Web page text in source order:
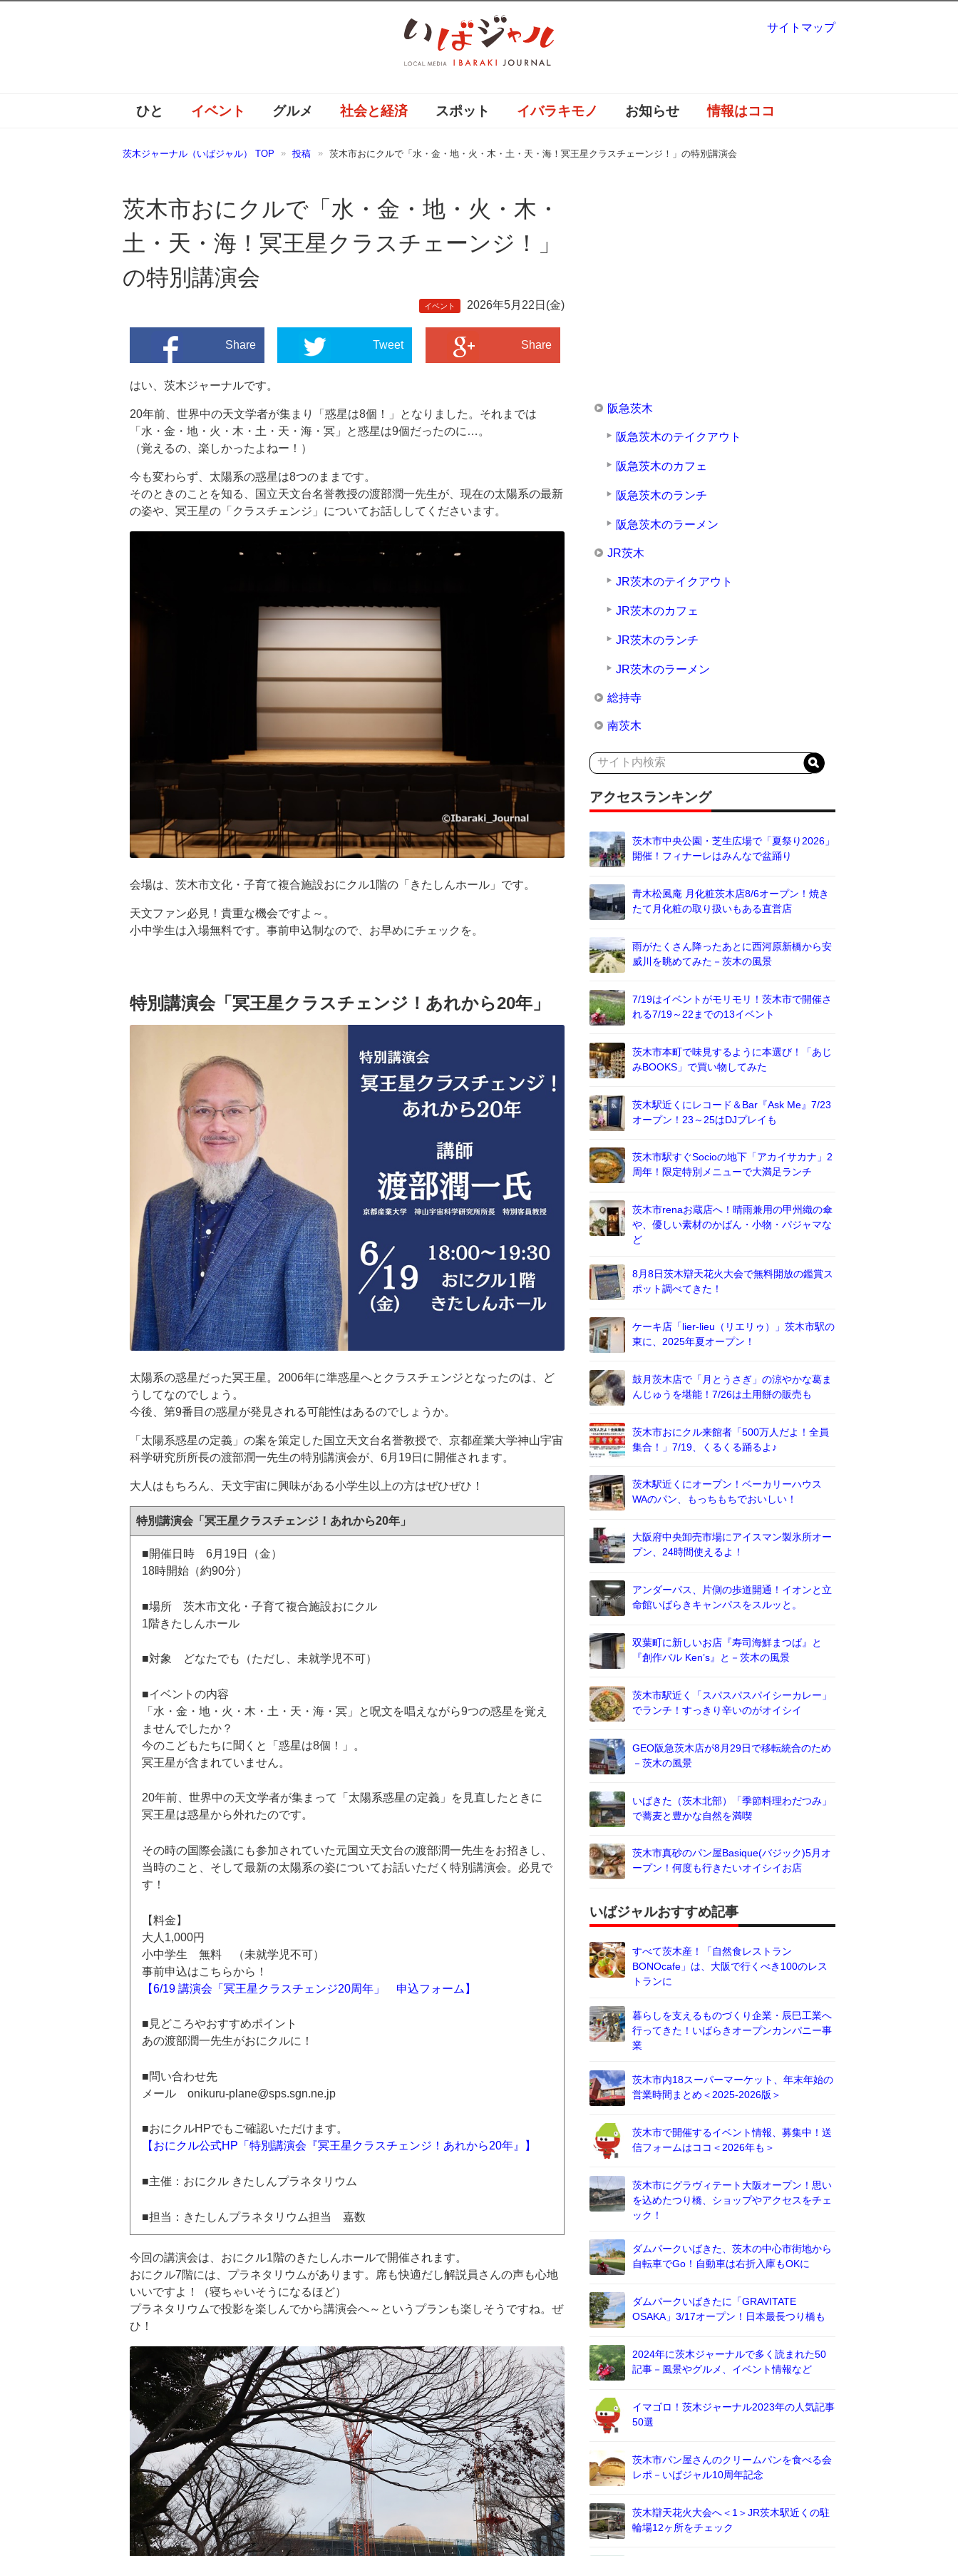
ひと イベント グルメ 社会と経済 スポット イバラキモノ お知らせ 情報はココ
茨木ジャーナル（いばジャル） TOP 投稿 茨木市おにクルで「水・金・地・火・木・土・天・海！冥王星クラスチェーンジ！」の特別講演会
茨木市おにクルで「水・金・地・火・木・
土・天・海！冥王星クラスチェーンジ！」
の特別講演会
イベント 2026年5月22日(金)
Share Tweet Share
はい、茨木ジャーナルです。
20年前、世界中の天文学者が集まり「惑星は8個！」となりました。それまでは
「水・金・地・火・木・土・天・海・冥」と惑星は9個だったのに…。
（覚えるの、楽しかったよねー！）
今も変わらず、太陽系の惑星は8つのままです。
そのときのことを知る、国立天文台名誉教授の渡部潤一先生が、現在の太陽系の最新
の姿や、冥王星の「クラスチェンジ」についてお話ししてくださいます。
会場は、茨木市文化・子育て複合施設おにクル1階の「きたしんホール」です。
天文ファン必見！貴重な機会ですよ～。
小中学生は入場無料です。事前申込制なので、お早めにチェックを。
特別講演会「冥王星クラスチェンジ！あれから20年」
太陽系の惑星だった冥王星。2006年に準惑星へとクラスチェンジとなったのは、ど
うしてなのでしょう。
今後、第9番目の惑星が発見される可能性はあるのでしょうか。
「太陽系惑星の定義」の案を策定した国立天文台名誉教授で、京都産業大学神山宇宙
科学研究所所長の渡部潤一先生の特別講演会が、6月19日に開催されます。
大人はもちろん、天文宇宙に興味がある小学生以上の方はぜひぜひ！
特別講演会「冥王星クラスチェンジ！あれから20年」
■開催日時 6月19日（金）
18時開始（約90分）
■場所 茨木市文化・子育て複合施設おにクル
1階きたしんホール
■対象 どなたでも（ただし、未就学児不可）
■イベントの内容
「水・金・地・火・木・土・天・海・冥」と呪文を唱えながら9つの惑星を覚え
ませんでしたか？
今のこどもたちに聞くと「惑星は8個！」。
冥王星が含まれていません。
20年前、世界中の天文学者が集まって「太陽系惑星の定義」を見直したときに
冥王星は惑星から外れたのです。
その時の国際会議にも参加されていた元国立天文台の渡部潤一先生をお招きし、
当時のこと、そして最新の太陽系の姿についてお話いただく特別講演会。必見で
す！
【料金】
大人1,000円
小中学生 無料 （未就学児不可）
事前申込はこちらから！
【6/19 講演会「冥王星クラスチェンジ20周年」 申込フォーム】
■見どころやおすすめポイント
あの渡部潤一先生がおにクルに！
■問い合わせ先
メール onikuru-plane@sps.sgn.ne.jp
■おにクルHPでもご確認いただけます。
【おにクル公式HP「特別講演会『冥王星クラスチェンジ！あれから20年』】
■主催：おにクル きたしんプラネタリウム
■担当：きたしんプラネタリウム担当 嘉数
今回の講演会は、おにクル1階のきたしんホールで開催されます。
おにクル7階には、プラネタリウムがあります。席も快適だし解説員さんの声も心地
いいですよ！（寝ちゃいそうになるほど）
プラネタリウムで投影を楽しんでから講演会へ～というプランも楽しそうですね。ぜ
ひ！
阪急茨木
阪急茨木のテイクアウト
阪急茨木のカフェ
阪急茨木のランチ
阪急茨木のラーメン
JR茨木
JR茨木のテイクアウト
JR茨木のカフェ
JR茨木のランチ
JR茨木のラーメン
総持寺
南茨木
アクセスランキング
茨木市中央公園・芝生広場で「夏祭り2026」
開催！フィナーレはみんなで盆踊り
青木松風庵 月化粧茨木店8/6オープン！焼き
たて月化粧の取り扱いもある直営店
雨がたくさん降ったあとに西河原新橋から安
威川を眺めてみた－茨木の風景
7/19はイベントがモリモリ！茨木市で開催さ
れる7/19～22までの13イベント
茨木市本町で味見するように本選び！「あじ
みBOOKS」で買い物してみた
茨木駅近くにレコード＆Bar『Ask Me』7/23
オープン！23～25はDJプレイも
茨木市駅すぐSocioの地下「アカイサカナ」2
周年！限定特別メニューで大満足ランチ
茨木市renaお蔵店へ！晴雨兼用の甲州織の傘
や、優しい素材のかばん・小物・パジャマな
ど
8月8日茨木辯天花火大会で無料開放の鑑賞ス
ポット調べてきた！
ケーキ店「lier-lieu（リエリゥ）」茨木市駅の
東に、2025年夏オープン！
鼓月茨木店で「月とうさぎ」の涼やかな葛ま
んじゅうを堪能！7/26は土用餅の販売も
茨木市おにクル来館者「500万人だよ！全員
集合！」7/19、くるくる踊るよ♪
茨木駅近くにオープン！ベーカリーハウス
WAのパン、もっちもちでおいしい！
大阪府中央卸売市場にアイスマン製氷所オー
プン、24時間使えるよ！
アンダーパス、片側の歩道開通！イオンと立
命館いばらきキャンパスをスルッと。
双葉町に新しいお店『寿司海鮮まつば』と
『創作バル Ken’s』と－茨木の風景
茨木市駅近く「スパスパスパイシーカレー」
でランチ！すっきり辛いのがオイシイ
GEO阪急茨木店が8月29日で移転統合のため
－茨木の風景
いばきた（茨木北部）「季節料理わだつみ」
で蕎麦と豊かな自然を満喫
茨木市真砂のパン屋Basique(バジック)5月オ
ープン！何度も行きたいオイシイお店
いばジャルおすすめ記事
すべて茨木産！「自然食レストラン
BONOcafe」は、大阪で行くべき100のレス
トランに
暮らしを支えるものづくり企業・辰巳工業へ
行ってきた！いばらきオープンカンパニー事
業
茨木市内18スーパーマーケット、年末年始の
営業時間まとめ＜2025-2026版＞
茨木市で開催するイベント情報、募集中！送
信フォームはココ＜2026年も＞
茨木市にグラヴィテート大阪オープン！思い
を込めたつり橋、ショップやアクセスをチェ
ック！
ダムパークいばきた、茨木の中心市街地から
自転車でGo！自動車は右折入庫もOKに
ダムパークいばきたに「GRAVITATE
OSAKA」3/17オープン！日本最長つり橋も
2024年に茨木ジャーナルで多く読まれた50
記事－風景やグルメ、イベント情報など
イマゴロ！茨木ジャーナル2023年の人気記事
50選
茨木市パン屋さんのクリームパンを食べる会
レポ－いばジャル10周年記念
茨木辯天花火大会へ＜1＞JR茨木駅近くの駐
輪場12ヶ所をチェック
サイトマップ